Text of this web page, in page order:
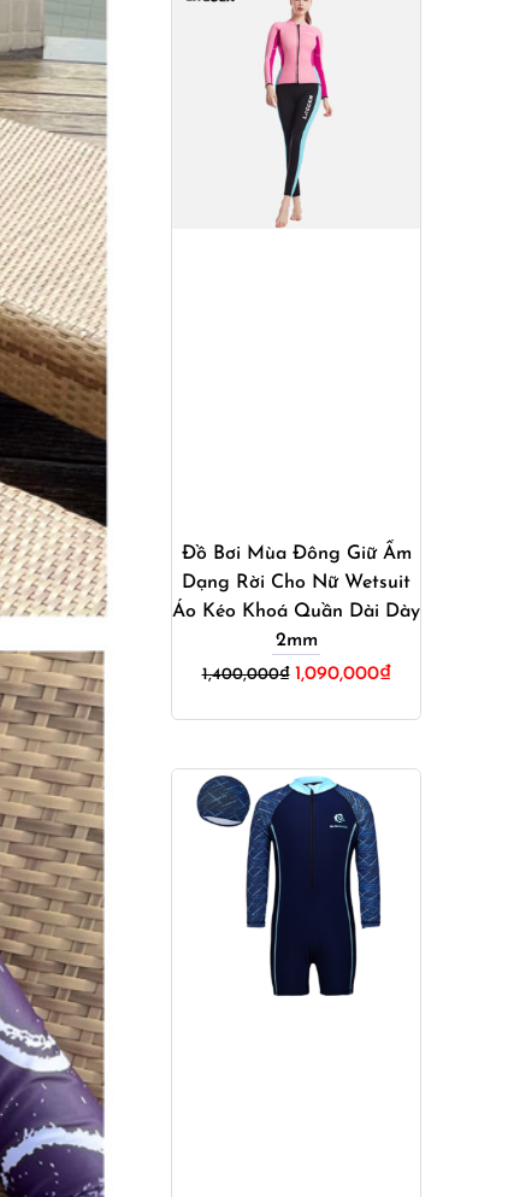
Đồ Bơi Mùa Đông Giữ Ấm
Dạng Rời Cho Nữ Wetsuit
Áo Kéo Khoá Quần Dài Dày
2mm
1,400,000₫ Giá
là:
1,090,000₫Giá
tại
1,090,000₫.